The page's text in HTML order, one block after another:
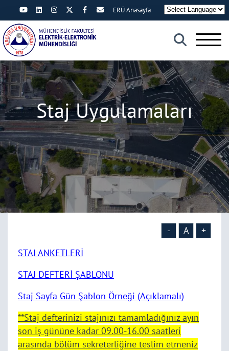
×
ERÜ Anasayfa
Staj Uygulamaları
- A
+
STAJ ANKETLERİ
STAJ DEFTERİ ŞABLONU
Staj Sayfa Gün Şablon Örneği (Açıklamalı)
**Staj defterinizi stajınızı tamamladığınız ayın
son iş gününe kadar 09.00-16.00 saatleri
arasında bölüm sekreterliğine teslim etmeniz